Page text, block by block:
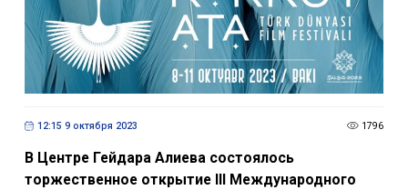
12:15 9 октября 2023 1796
В Центре Гейдара Алиева состоялось
торжественное открытие III Международного